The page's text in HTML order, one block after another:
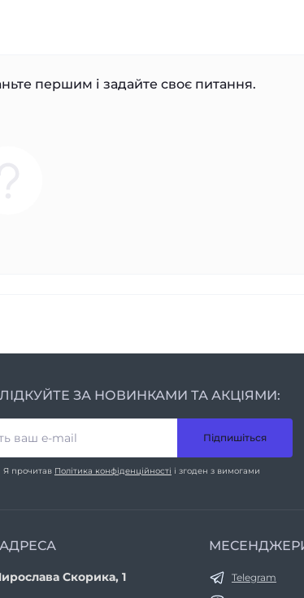
першим і задайте своє питання.
ЗА НОВИНКАМИ ТА АКЦІЯМИ:
Підпишіться
Я прочитав Політика конфіденційності і згоден з вимогами
Скорика, 1
Telegram